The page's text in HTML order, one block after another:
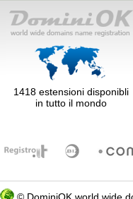
1418 estensioni disponibli
in tutto il mondo